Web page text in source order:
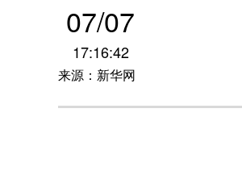
07/07
17:16:42
来源：新华网